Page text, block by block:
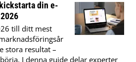
din e-
till ditt mest
stora resultat –
I denna guide delar experter